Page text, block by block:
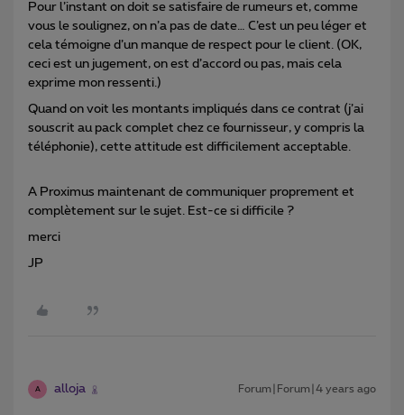
Pour l’instant on doit se satisfaire de rumeurs et, comme
vous le soulignez, on n’a pas de date… C’est un peu léger et
cela témoigne d’un manque de respect pour le client. (OK,
ceci est un jugement, on est d’accord ou pas, mais cela
exprime mon ressenti.)
Quand on voit les montants impliqués dans ce contrat (j’ai
souscrit au pack complet chez ce fournisseur, y compris la
téléphonie), cette attitude est difficilement acceptable.
A Proximus maintenant de communiquer proprement et
complètement sur le sujet. Est-ce si difficile ?
merci
JP
A alloja Forum|Forum|4 years ago